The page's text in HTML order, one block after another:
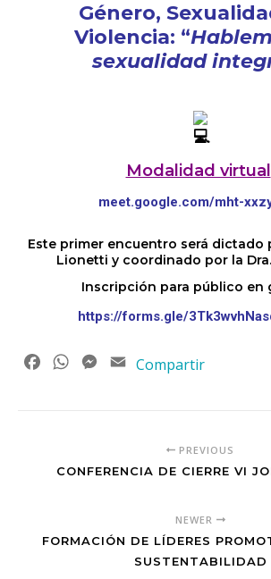
Género,
Violencia: “
sexualidad
Modalidad virtual
meet.google.com/mht-
Este primer encuentro será dictado
Lionetti y coordinado por la
Inscripción para público en
https://forms.gle/
FacebookWhatsAppMessenger
Email
Compartir
PREVIOUS
CONFERENCIA DE CIERRE VI
NEWER
FORMACIÓN DE LÍDERES
SUSTENTABILIDAD